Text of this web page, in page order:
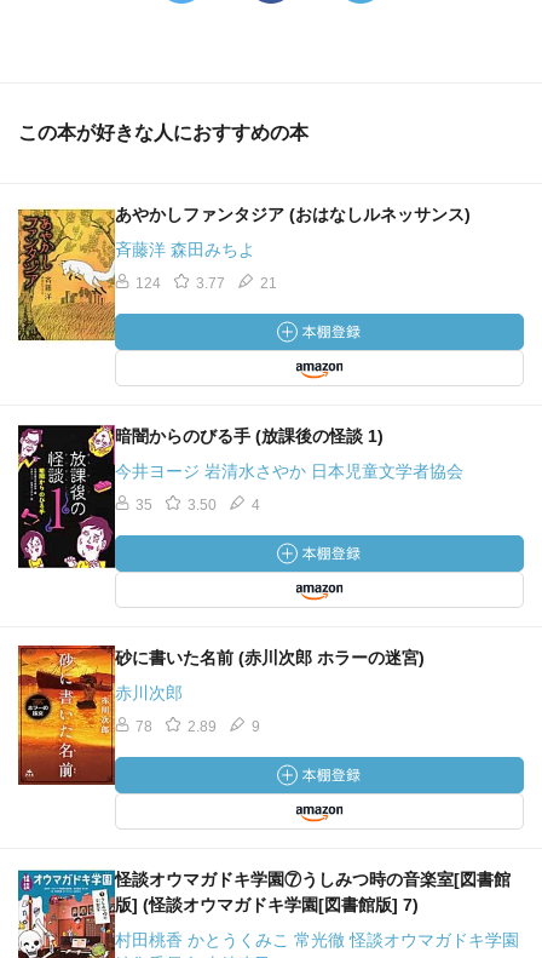
この本が好きな人におすすめの本
あやかしファンタジア (おはなしルネッサンス)
斉藤洋 森田みちよ
124 3.77 21
暗闇からのびる手 (放課後の怪談 1)
今井ヨージ 岩清水さやか 日本児童文学者協会
35 3.50 4
砂に書いた名前 (赤川次郎 ホラーの迷宮)
赤川次郎
78 2.89 9
怪談オウマガドキ学園⑦うしみつ時の音楽室[図書館
版] (怪談オウマガドキ学園[図書館版] 7)
村田桃香 かとうくみこ 常光徹 怪談オウマガドキ学園